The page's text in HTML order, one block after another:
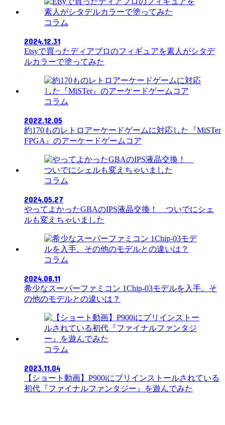
コラム
2024.12.31
Etsyで買ったディアブロのフィギュアを素人がシタデ
ルカラーで塗ってみた
コラム
2022.12.05
約170ものレトロアーケードゲームに対応した『MiSTer
FPGA』のアーケードゲームコア
コラム
2024.05.27
やってよかったGBAのIPS液晶交換！ ついでにシェ
ルも変えちゃいました
コラム
2024.08.11
希少なスーパーファミコン 1Chip-03モデルを入手。そ
の他のモデルとの違いは？
コラム
2023.11.04
【ショート動画】P900iにプリインストールされている
初代『ファイナルファンタジー』を遊んでみた